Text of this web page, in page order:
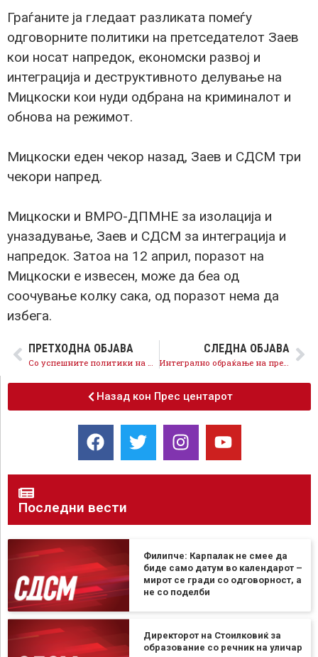
Граѓаните ја гледаат разликата помеѓу
одговорните политики на претседателот Заев
кои носат напредок, економски развој и
интеграција и деструктивното делување на
Мицкоски кои нуди одбрана на криминалот и
обнова на режимот.
Мицкоски еден чекор назад, Заев и СДСМ три
чекори напред.
Мицкоски и ВМРО-ДПМНЕ за изолација и
уназадување, Заев и СДСМ за интеграција и
напредок. Затоа на 12 април, поразот на
Мицкоски е извесен, може да беа од
соочување колку сака, од поразот нема да
избега.
ПРЕТХОДНА ОБЈАВА СЛЕДНА ОБЈАВА
Интегрално обраќање на претседателот Заев на 24.Конгрес на СДСМ
Назад кон Прес центарот
Последни вести
Филипче: Карпалак не смее да
биде само датум во календарот –
мирот се гради со одговорност, а
не со поделби
Директорот на Стоилковиќ за
образование со речник на уличар